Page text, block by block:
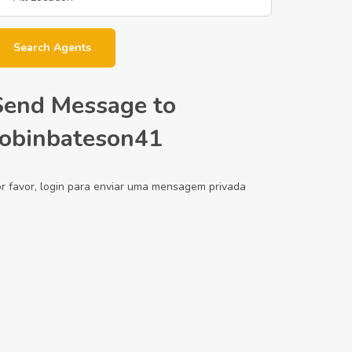
Search Agents
Message to
favor, login para enviar uma mensagem privada